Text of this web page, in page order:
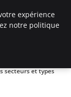
secteurs et types
expérience
notre politique